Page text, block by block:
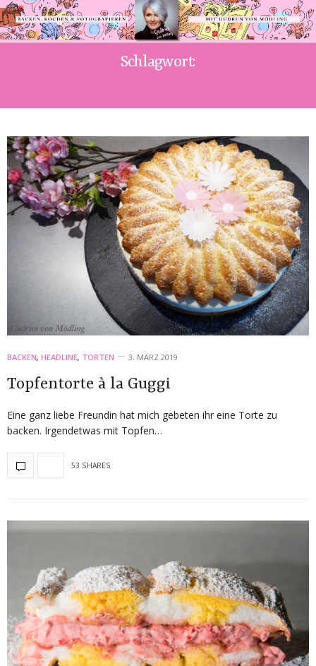
Schlagwort:
BACKEN, HEADLINE, TORTEN 3. MÄRZ 2019
Topfentorte à la Guggi
Eine ganz liebe Freundin hat mich gebeten ihr eine Torte zu
backen. Irgendetwas mit Topfen…
53 SHARES